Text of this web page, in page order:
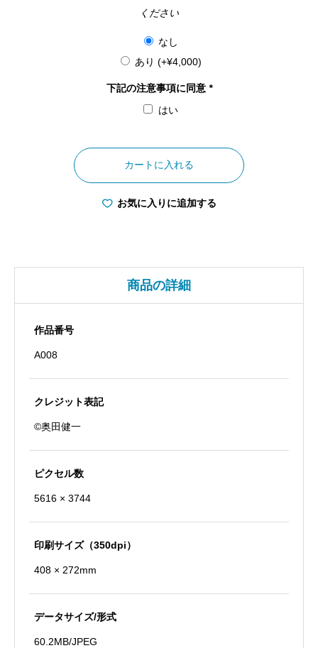
ください
なし
あり (+¥4,000)
下記の注意事項に同意 *
はい
阪
府
正
立
文
個
カートに入れる
お気に入りに追加する
商品の詳細
作品番号
A008
クレジット表記
©奥田健一
ピクセル数
5616 × 3744
印刷サイズ（350dpi）
408 × 272mm
データサイズ/形式
60.2MB/JPEG